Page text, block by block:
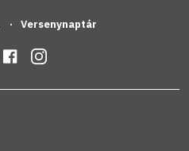
Versenynaptár